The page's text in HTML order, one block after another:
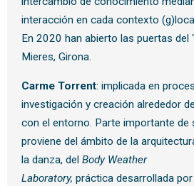
interacción en cada contexto
En 2020 han abierto las puertas del
Mieres, Girona.
Carme Torrent: implicada en
investigación y creación alrededor
con el entorno. Parte importante de
proviene del ámbito de la
la danza, del Body Weather
Laboratory, práctica desarrollada